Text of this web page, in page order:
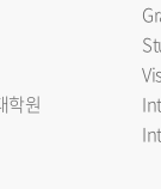
학원